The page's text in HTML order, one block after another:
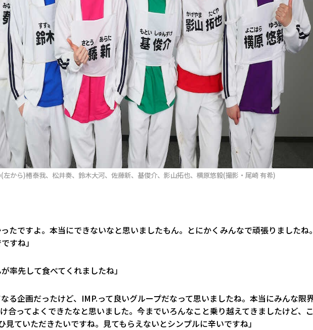
から)椿泰我、松井奏、鈴木大河、佐藤新、基俊介、影山拓也、横原悠毅(撮影・尾崎 有希)
たですよ。本当にできないなと思いましたもん。とにかくみんなで頑張りましたね。
すね」
率先して食べてくれましたね」
る企画だったけど、IMP.って良いグループだなって思いましたね。本当にみんな限
合ってよくできたなと思いました。今までいろんなこと乗り越えてきましたけど、こ
見ていただきたいですね。見てもらえないとシンプルに辛いですね」